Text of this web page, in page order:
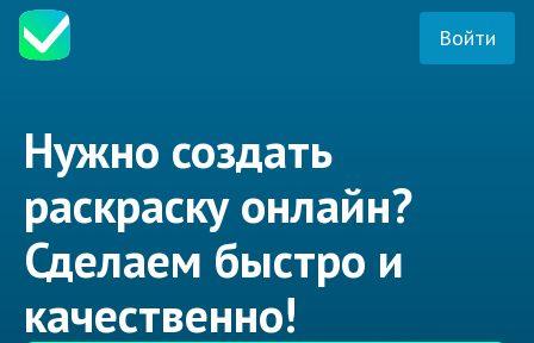
Войти
Нужно создать
раскраску онлайн?
Сделаем быстро и
качественно!